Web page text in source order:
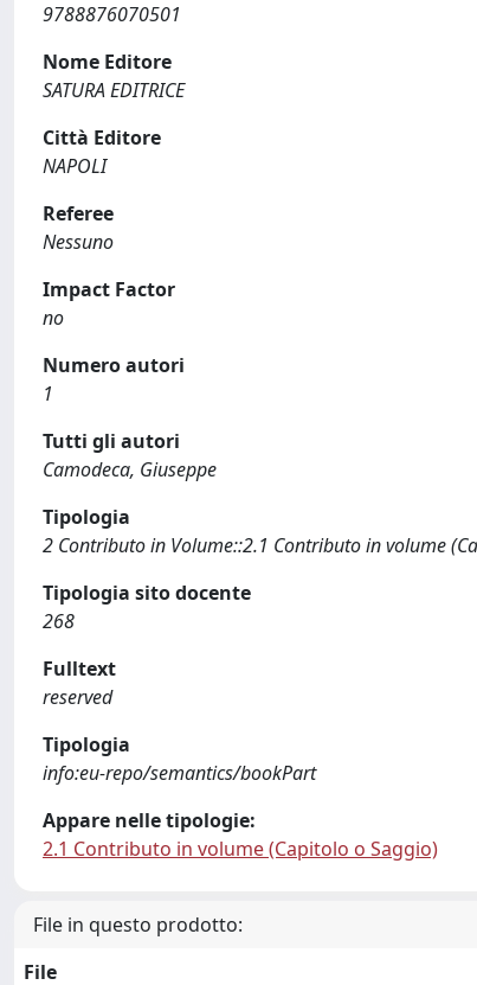
9788876070501
Nome Editore
SATURA EDITRICE
Città Editore
NAPOLI
Referee
Nessuno
Impact Factor
no
Numero autori
1
Tutti gli autori
Camodeca, Giuseppe
Tipologia
2 Contributo in Volume::2.1 Contributo in volume
Tipologia sito docente
268
Fulltext
reserved
Tipologia
info:eu-repo/semantics/bookPart
Appare nelle tipologie:
2.1 Contributo in volume (Capitolo o Saggio)
File in questo prodotto:
File